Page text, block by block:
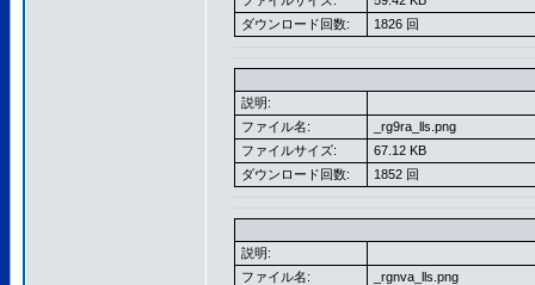
ダウンロード回数:
1826 回
説明:
ファイル名:
_rg9ra_lls.png
ファイルサイズ:
67.12 KB
ダウンロード回数:
1852 回
説明:
ファイル名:
_rgnva_lls.png